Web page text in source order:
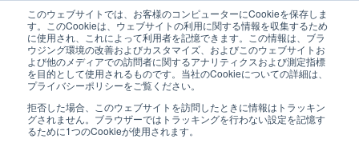
このウェブサイトでは、お客様のコンピューターにCookieを保存しま
す。このCookieは、ウェブサイトの利用に関する情報を収集するため
に使用され、これによって利用者を記憶できます。この情報は、ブラ
ウジング環境の改善およびカスタマイズ、およびこのウェブサイトお
よび他のメディアでの訪問者に関するアナリティクスおよび測定指標
を目的として使用されるものです。当社のCookieについての詳細は、
プライバシーポリシーをご覧ください。
拒否した場合、このウェブサイトを訪問したときに情報はトラッキン
グされません。ブラウザーではトラッキングを行わない設定を記憶す
るために1つのCookieが使用されます。
Home
Workload Identity Federation